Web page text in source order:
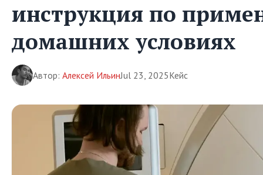
инструкция по
домашних условиях
Автор: Алексей ИльинJul 23, 2025Кейс